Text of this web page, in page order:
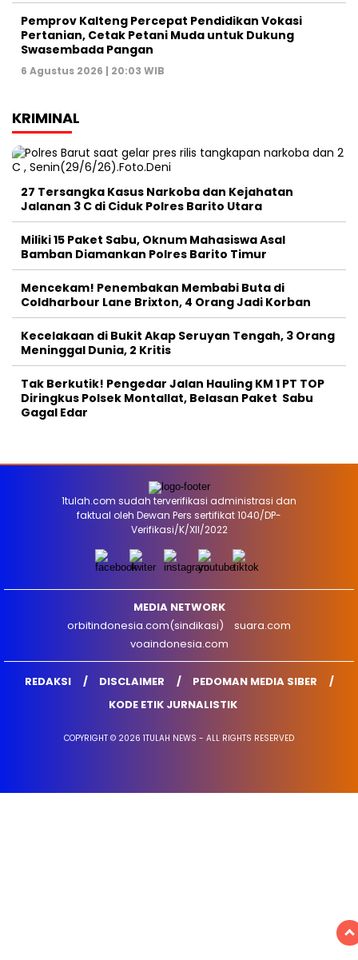
Pemprov Kalteng Percepat Pendidikan Vokasi
Pertanian, Cetak Petani Muda untuk Dukung
Swasembada Pangan
6 Agustus 2026 | 20:03 WIB
KRIMINAL
27 Tersangka Kasus Narkoba dan Kejahatan
Jalanan 3 C di Ciduk Polres Barito Utara
Miliki 15 Paket Sabu, Oknum Mahasiswa Asal
Bamban Diamankan Polres Barito Timur
Mencekam! Penembakan Membabi Buta di
Coldharbour Lane Brixton, 4 Orang Jadi Korban
Kecelakaan di Bukit Akap Seruyan Tengah, 3 Orang
Meninggal Dunia, 2 Kritis
Tak Berkutik! Pengedar Jalan Hauling KM 1 PT TOP
Diringkus Polsek Montallat, Belasan Paket Sabu
Gagal Edar
1tulah.com sudah terverifikasi administrasi dan
faktual oleh Dewan Pers sertifikat 1040/DP-
Verifikasi/K/XII/2022
MEDIA NETWORK
orbitindonesia.com(sindikasi)
suara.com
voaindonesia.com
REDAKSI DISCLAIMER
PEDOMAN MEDIA SIBER
KODE ETIK JURNALISTIK
COPYRIGHT © 2026 1TULAH NEWS - ALL RIGHTS RESERVED